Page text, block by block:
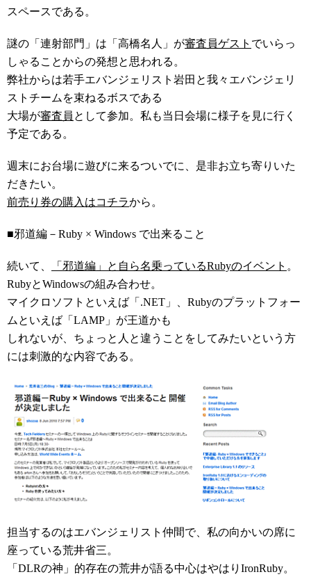
スペースである。
謎の「連射部門」は「高橋名人」が審査員ゲスト でいらっ
しゃることからの発想と思われる。
弊社からは若手エバンジェリスト岩田と我々エバンジェリ
ストチームを束ねるボスである
大場が審査員 として参加。私も当日会場に様子を見に行く
予定である。
週末にお台場に遊びに来るついでに、是非お立ち寄りいた
だきたい。
前売り券の購入はコチラから。
■邪道編－Ruby × Windows で出来ること
続いて、 「邪道編」と自ら名乗っているRubyのイベント 。
RubyとWindowsの組み合わせ。
マイクロソフトといえば「.NET」、Rubyのプラットフォー
ムといえば「LAMP」が王道かも
しれないが、ちょっと人と違うことをしてみたいという方
には刺激的な内容である。
担当するのはエバンジェリスト仲間で、私の向かいの席に
座っている荒井省三。
「DLRの神」的存在の荒井が語る中心はやはりIronRuby。